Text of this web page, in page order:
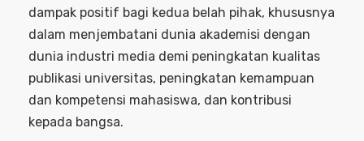
dampak positif bagi kedua belah pihak, khususnya
dalam menjembatani dunia akademisi dengan
dunia industri media demi peningkatan kualitas
publikasi universitas, peningkatan kemampuan
dan kompetensi mahasiswa, dan kontribusi
kepada bangsa.